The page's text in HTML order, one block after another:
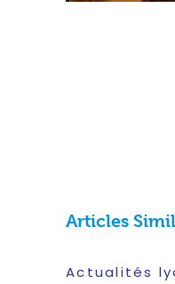
Articles
Actualités